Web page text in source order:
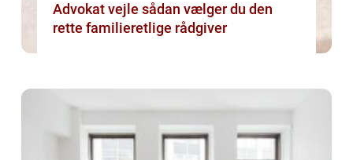
Advokat vejle sådan vælger du den
rette familieretlige rådgiver